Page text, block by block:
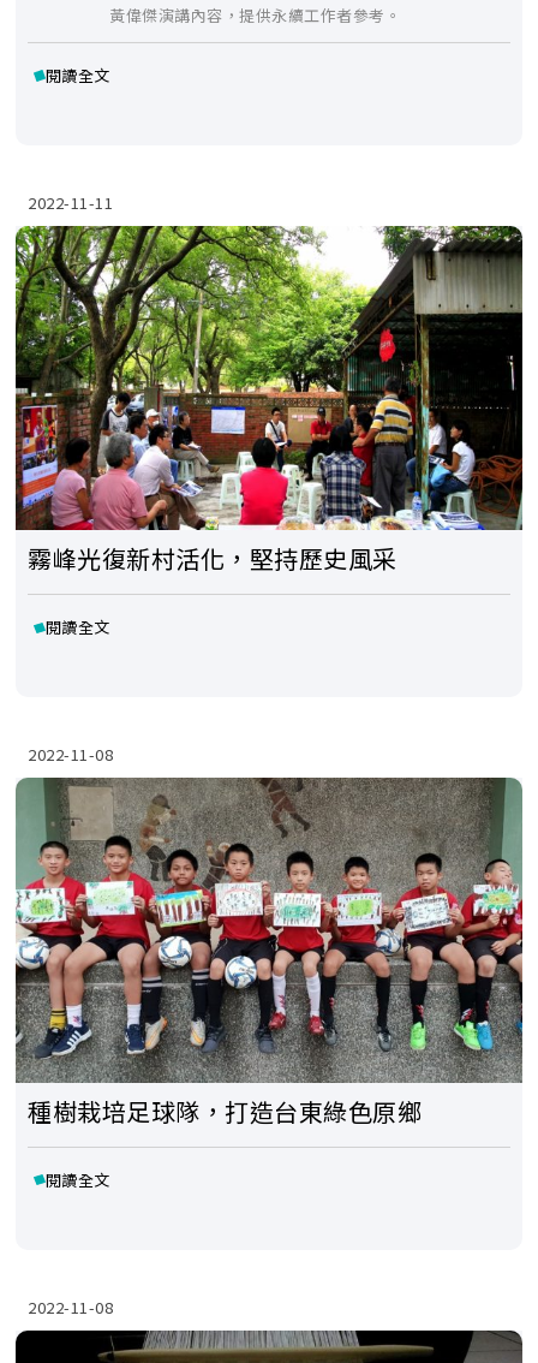
黃偉傑演講內容，提供永續工作者參考。
閱讀全文
2022-11-11
霧峰光復新村活化，堅持歷史風采
閱讀全文
2022-11-08
種樹栽培足球隊，打造台東綠色原鄉
閱讀全文
2022-11-08